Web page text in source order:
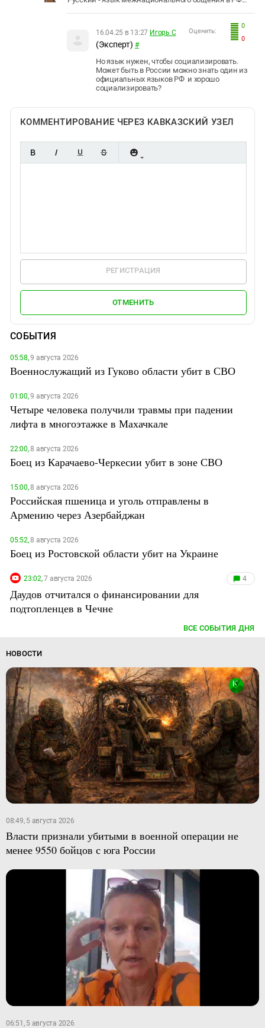
0
0
Оценить:
16.04.25 в 13:27 Игорь С
(Эксперт) #
Но язык нужен, чтобы социализировать.
Может быть в России можно знать один из
официальных языков РФ и хорошо
социализировать?
КОММЕНТИРОВАНИЕ ЧЕРЕЗ КАВКАЗСКИЙ УЗЕЛ
РЕГИСТРАЦИЯ
ОТМЕНИТЬ
СОБЫТИЯ
05:58,9 августа 2026
Военнослужащий из Гуково области убит в СВО
01:00,9 августа 2026
Четыре человека получили травмы при падении
лифта в многоэтажке в Махачкале
22:00,8 августа 2026
Боец из Карачаево-Черкесии убит в зоне СВО
15:00,8 августа 2026
Российская пшеница и уголь отправлены в
Армению через Азербайджан
05:52,8 августа 2026
Боец из Ростовской области убит на Украине
23:02,7 августа 2026 4
Даудов отчитался о финансировании для
подтопленцев в Чечне
ВСЕ СОБЫТИЯ ДНЯ
НОВОСТИ
08:49, 5 августа 2026
Власти признали убитыми в военной операции не
менее 9550 бойцов с юга России
06:51, 5 августа 2026